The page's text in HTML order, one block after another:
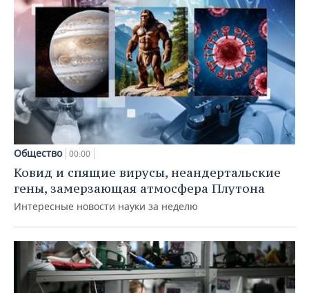
Общество 00:00
Ковид и спящие вирусы, неандертальские
гены, замерзающая атмосфера Плутона
Интересные новости науки за неделю